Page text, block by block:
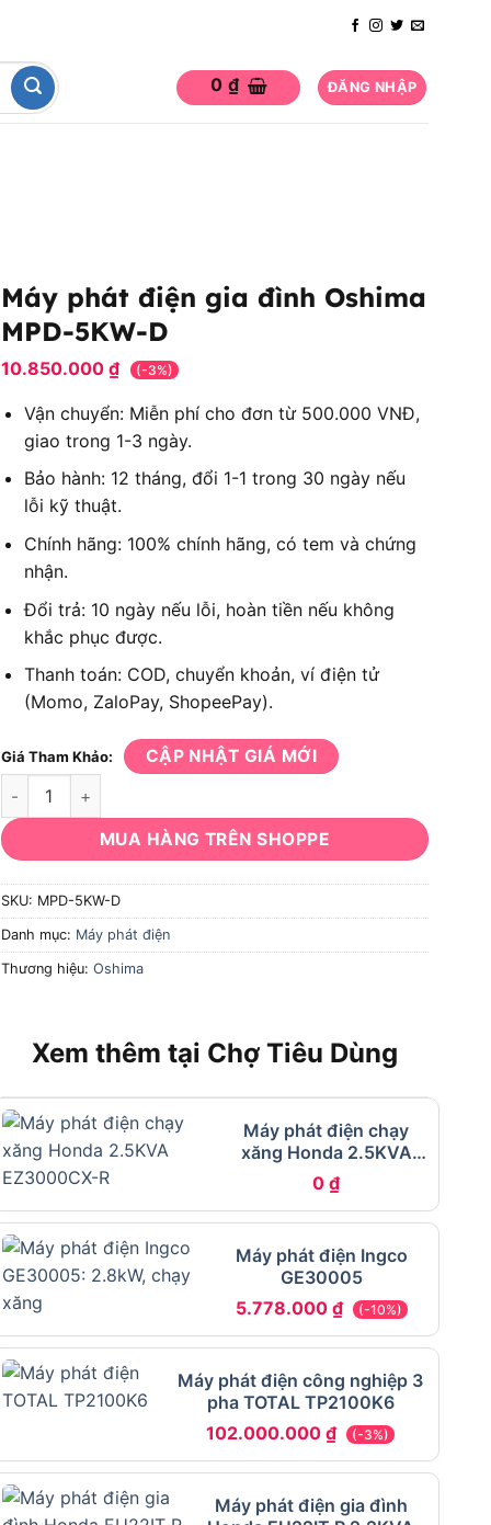
0 ₫ ĐĂNG NHẬP
Máy phát điện gia đình Oshima
MPD-5KW-D
10.850.000 ₫ (-3%)
Vận chuyển: Miễn phí cho đơn từ 500.000 VNĐ,
giao trong 1-3 ngày.
Bảo hành: 12 tháng, đổi 1-1 trong 30 ngày nếu
lỗi kỹ thuật.
Chính hãng: 100% chính hãng, có tem và chứng
nhận.
Đổi trả: 10 ngày nếu lỗi, hoàn tiền nếu không
khắc phục được.
Thanh toán: COD, chuyển khoản, ví điện tử
(Momo, ZaloPay, ShopeePay).
Giá Tham Khảo: CẬP NHẬT GIÁ MỚI
Máy phát điện gia đình Oshima MPD-5KW-D số lượng
MUA HÀNG TRÊN SHOPPE
SKU: MPD-5KW-D
Danh mục: Máy phát điện
Thương hiệu: Oshima
Xem thêm tại Chợ Tiêu Dùng
Máy phát điện chạy
xăng Honda 2.5KVA
EZ3000CX-R
0₫
Máy phát điện Ingco
GE30005
5.778.000 ₫ (-10%)
Máy phát điện công nghiệp 3
pha TOTAL TP2100K6
102.000.000₫ (-3%)
Máy phát điện gia đình